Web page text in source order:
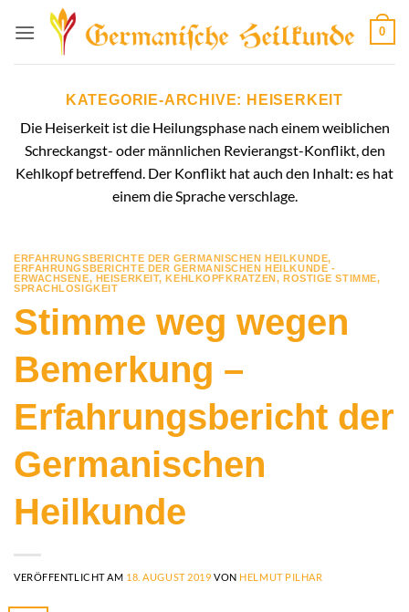
Inhalt
0
KATEGORIE-ARCHIVE: HEISERKEIT
Die Heiserkeit ist die Heilungsphase nach einem weiblichen
Schreckangst- oder männlichen Revierangst-Konflikt, den
Kehlkopf betreffend. Der Konflikt hat auch den Inhalt: es hat
einem die Sprache verschlage.
ERFAHRUNGSBERICHTE DER GERMANISCHEN HEILKUNDE,
ERFAHRUNGSBERICHTE DER GERMANISCHEN HEILKUNDE -
ERWACHSENE, HEISERKEIT,KEHLKOPFKRATZEN, ROSTIGE STIMME,
SPRACHLOSIGKEIT
Stimme weg wegen
Bemerkung –
Erfahrungsbericht der
Germanischen
Heilkunde
VERÖFFENTLICHT AM 18. AUGUST 2019 VON HELMUT PILHAR